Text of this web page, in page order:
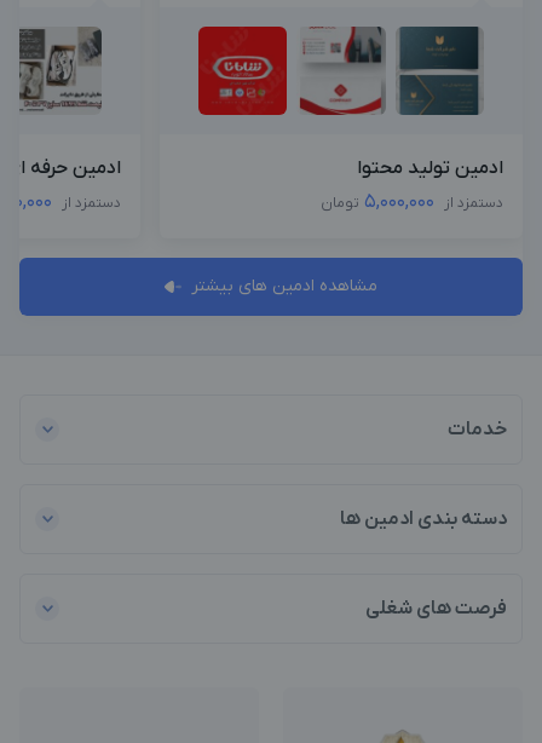
ادمین تولید محتوا
دستمزد از 5,000,000 تومان
ادمین حرفه ای
دستمزد از
مشاهده ادمین های بیشتر
خدمات
دسته بندی ادمین ها
فرصت های شغلی